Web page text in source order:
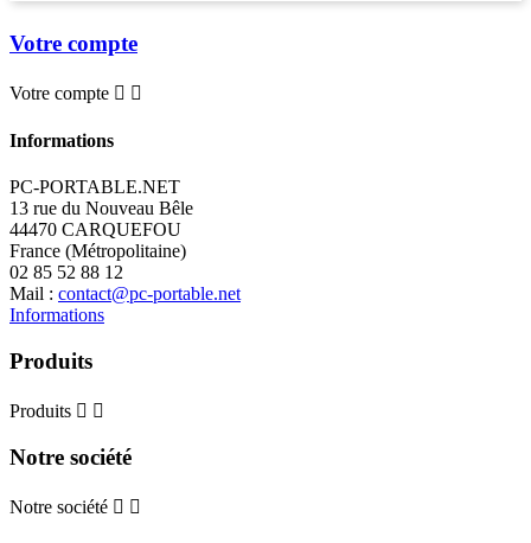
Votre compte
Votre compte  
Informations
PC-PORTABLE.NET
13 rue du Nouveau Bêle
44470 CARQUEFOU
France (Métropolitaine)
02 85 52 88 12
Mail : contact@pc-portable.net
Informations
Produits
Produits  
Notre société
Notre société  